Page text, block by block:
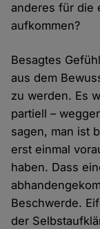
anderes für die
aufkommen?
Besagtes
aus dem
zu werden. Es
partiell –
sagen, man ist
erst einmal
haben. Dass
Beschwerde.
der